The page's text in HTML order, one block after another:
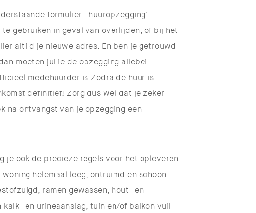
formulier ' huuropzegging'.
gebruiken in geval van overlijden, of bij het
altijd je nieuwe adres. En ben je getrouwd
moeten jullie de opzegging allebei
medehuurder is.Zodra de huur is
definitief! Zorg dus wel dat je zeker
na ontvangst van je opzegging een
je ook de precieze regels voor het opleveren
helemaal leeg, ontruimd en schoon
ramen gewassen, hout- en
en urineaanslag, tuin en/of balkon vuil-